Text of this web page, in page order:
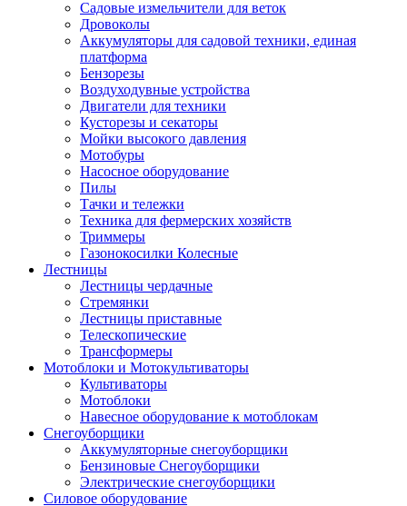
Садовые измельчители для веток
Дровоколы
Аккумуляторы для садовой техники, единая
платформа
Бензорезы
Воздуходувные устройства
Двигатели для техники
Кусторезы и секаторы
Мойки высокого давления
Мотобуры
Насосное оборудование
Пилы
Тачки и тележки
Техника для фермерских хозяйств
Триммеры
Газонокосилки Колесные
Лестницы
Лестницы чердачные
Стремянки
Лестницы приставные
Телескопические
Трансформеры
Мотоблоки и Мотокультиваторы
Культиваторы
Мотоблоки
Навесное оборудование к мотоблокам
Снегоуборщики
Аккумуляторные снегоуборщики
Бензиновые Снегоуборщики
Электрические снегоуборщики
Силовое оборудование